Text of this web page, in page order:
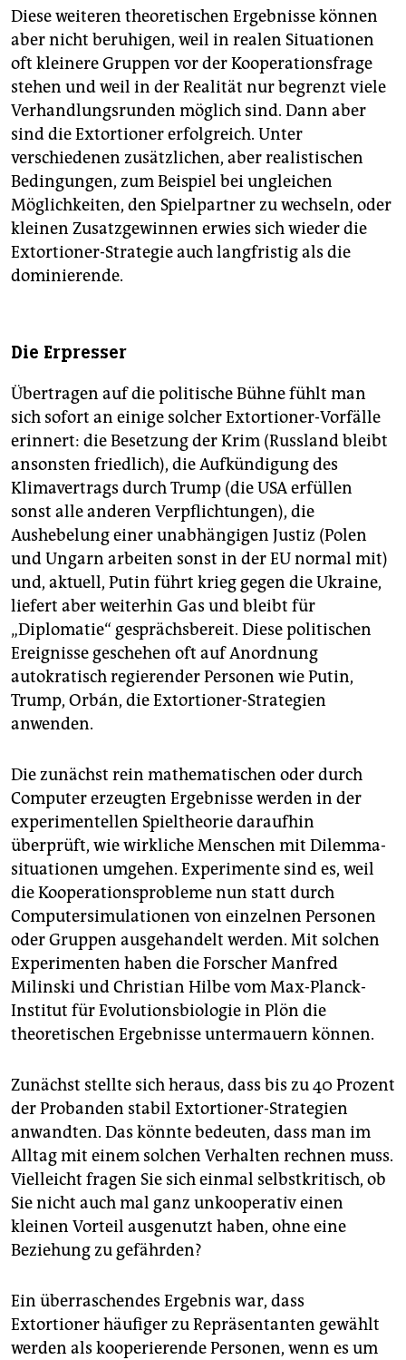
Diese weiteren theoretischen Ergebnisse können
aber nicht beruhigen, weil in realen Situationen
oft kleinere Gruppen vor der Kooperationsfrage
stehen und weil in der Realität nur begrenzt viele
Verhandlungsrunden möglich sind. Dann aber
sind die Extortioner erfolgreich. Unter
verschiedenen zusätzlichen, aber realistischen
Bedingungen, zum Beispiel bei ungleichen
Möglichkeiten, den Spielpartner zu wechseln, oder
kleinen Zusatzgewinnen erwies sich wieder die
Extortioner-Strategie auch langfristig als die
dominierende.
Die Erpresser
Übertragen auf die politische Bühne fühlt man
sich sofort an einige solcher Extortioner-Vorfälle
erinnert: die Besetzung der Krim (Russland bleibt
ansonsten friedlich), die Aufkündigung des
Klimavertrags durch Trump (die USA erfüllen
sonst alle anderen Verpflichtungen), die
Aushebelung einer unabhängigen Justiz (Polen
und Ungarn arbeiten sonst in der EU normal mit)
und, aktuell, Putin führt krieg gegen die Ukraine,
liefert aber weiterhin Gas und bleibt für
„Diplomatie“ gesprächsbereit. Diese politischen
Ereignisse geschehen oft auf Anordnung
autokratisch regierender Personen wie Putin,
Trump, Orbán, die Extortioner-Strategien
anwenden.
Die zunächst rein mathematischen oder durch
Computer erzeugten Ergebnisse werden in der
experimentellen Spieltheorie daraufhin
überprüft, wie wirkliche Menschen mit Dilemma­
situationen umgehen. Experimente sind es, weil
die Kooperationsprobleme nun statt durch
Computersimulationen von einzelnen Personen
oder Gruppen ausgehandelt werden. Mit solchen
Experimenten haben die Forscher Manfred
Milinski und Christian Hilbe vom Max-Planck-
Institut für Evolutionsbiologie in Plön die
theoretischen Ergebnisse untermauern können.
Zunächst stellte sich heraus, dass bis zu 40 Prozent
der Probanden stabil Extortioner-Strategien
anwandten. Das könnte bedeuten, dass man im
Alltag mit einem solchen Verhalten rechnen muss.
Vielleicht fragen Sie sich einmal selbstkritisch, ob
Sie nicht auch mal ganz unkooperativ einen
kleinen Vorteil ausgenutzt haben, ohne eine
Beziehung zu gefährden?
Ein überraschendes Ergebnis war, dass
Extortioner häufiger zu Repräsentanten gewählt
werden als kooperierende Personen, wenn es um